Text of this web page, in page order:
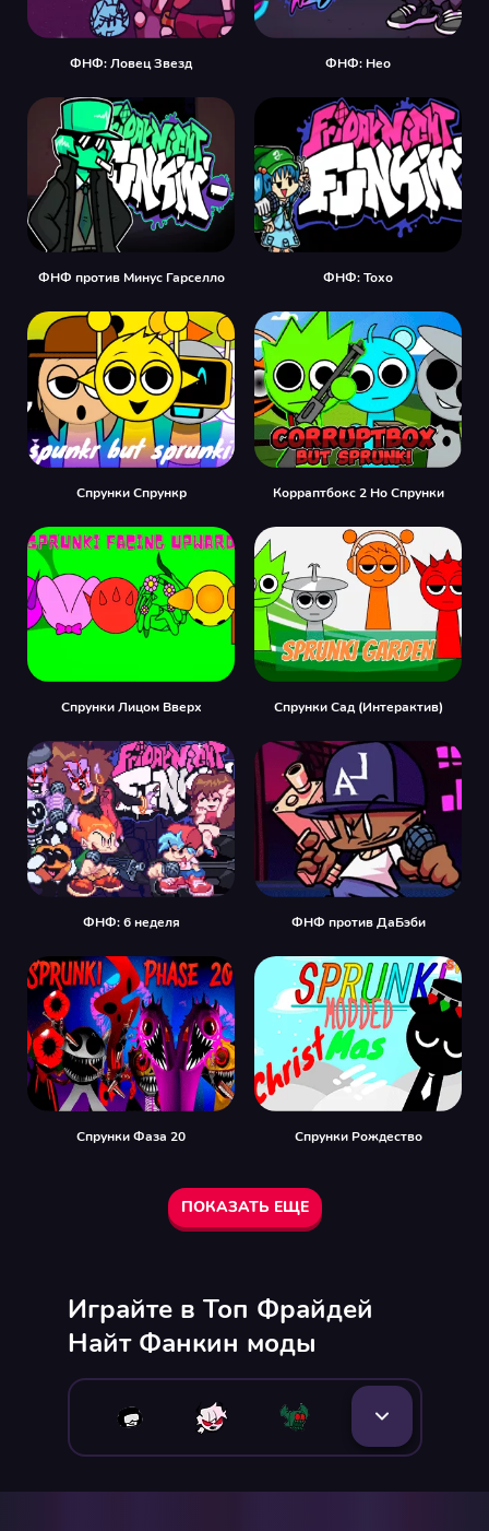
ФНФ: Ловец Звезд ФНФ: Нео
ФНФ против Минус Гарселло ФНФ: Тохо
Спрунки Спрункр Корраптбокс 2 Но Спрунки
Спрунки Лицом Вверх Спрунки Сад (Интерактив)
ФНФ: 6 неделя ФНФ против ДаБэби
Спрунки Фаза 20 Спрунки Рождество
ПОКАЗАТЬ ЕЩЕ
Играйте в Топ Фрайдей
Найт Фанкин моды